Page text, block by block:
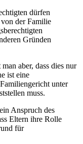
dürfen
der Familie
Gründen
aber, dass dies nur
ist eine
unter
muss.
Anspruch des
Eltern ihre Rolle
für